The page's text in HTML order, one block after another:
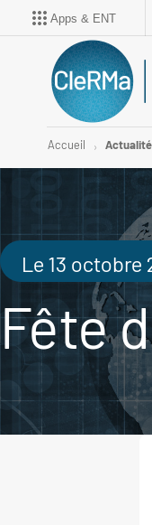
Apps & ENT
Accueil
Le 13 octobre
Fête